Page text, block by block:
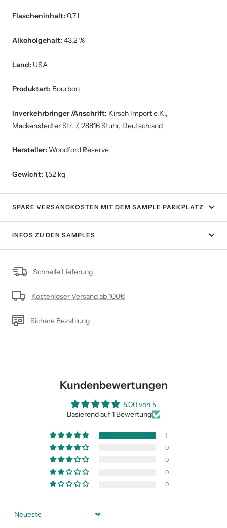
Flascheninhalt: 0,7 l
Alkoholgehalt: 43,2 %
Land: USA
Produktart: Bourbon
Inverkehrbringer /Anschrift: Kirsch Import e.K.,
Mackenstedter Str. 7, 28816 Stuhr, Deutschland
Hersteller: Woodford Reserve
Gewicht: 1,52 kg
SPARE VERSANDKOSTEN MIT DEM SAMPLE PARKPLATZ
INFOS ZU DEN SAMPLES
Schnelle Lieferung
Kostenloser Versand ab 100€
Sichere Bezahlung
Kundenbewertungen
5.00 von 5
Basierend auf 1 Bewertung
1
0
0
0
0
Sort by